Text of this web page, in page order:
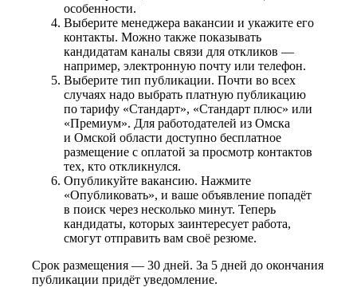
особенности.
Выберите менеджера вакансии и укажите его
контакты. Можно также показывать
кандидатам каналы связи для откликов —
например, электронную почту или телефон.
Выберите тип публикации. Почти во всех
случаях надо выбрать платную публикацию
по тарифу «Стандарт», «Стандарт плюс» или
«Премиум». Для работодателей из Омска
и Омской области доступно бесплатное
размещение с оплатой за просмотр контактов
тех, кто откликнулся.
Опубликуйте вакансию. Нажмите
«Опубликовать», и ваше объявление попадёт
в поиск через несколько минут. Теперь
кандидаты, которых заинтересует работа,
смогут отправить вам своё резюме.
Срок размещения — 30 дней. За 5 дней до окончания
публикации придёт уведомление.